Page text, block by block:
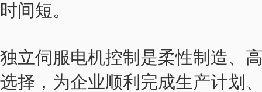
时间短。
独立伺服电机控制是柔性制造、
选择，为企业顺利完成生产计划